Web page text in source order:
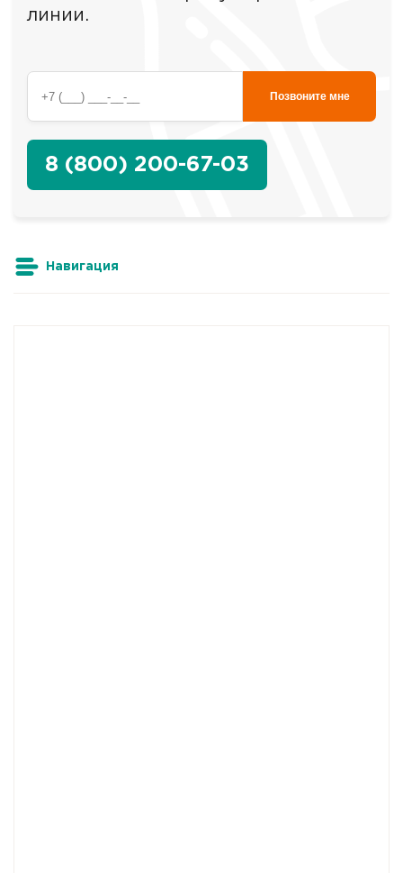
линии.
8 (800) 200-67-03
Позвоните мне
Навигация